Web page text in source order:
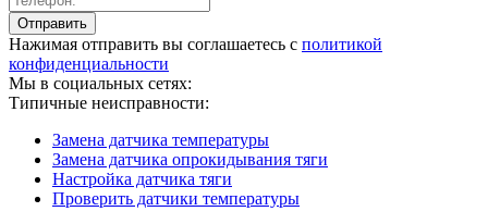
Нажимая отправить вы соглашаетесь с политикой
конфиденциальности
Мы в социальных сетях:
Типичные неисправности:
Замена датчика температуры
Замена датчика опрокидывания тяги
Настройка датчика тяги
Проверить датчики температуры